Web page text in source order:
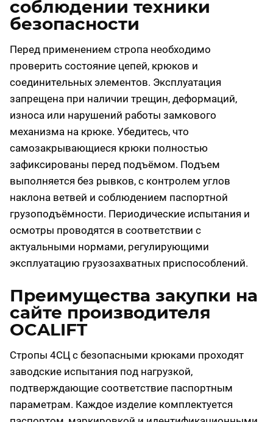
соблюдении техники
безопасности
Перед применением стропа необходимо
проверить состояние цепей, крюков и
соединительных элементов. Эксплуатация
запрещена при наличии трещин, деформаций,
износа или нарушений работы замкового
механизма на крюке. Убедитесь, что
самозакрывающиеся крюки полностью
зафиксированы перед подъёмом. Подъем
выполняется без рывков, с контролем углов
наклона ветвей и соблюдением паспортной
грузоподъёмности. Периодические испытания и
осмотры проводятся в соответствии с
актуальными нормами, регулирующими
эксплуатацию грузозахватных приспособлений.
Преимущества закупки на
сайте производителя
OCALIFT
Стропы 4СЦ с безопасными крюками проходят
заводские испытания под нагрузкой,
подтверждающие соответствие паспортным
параметрам. Каждое изделие комплектуется